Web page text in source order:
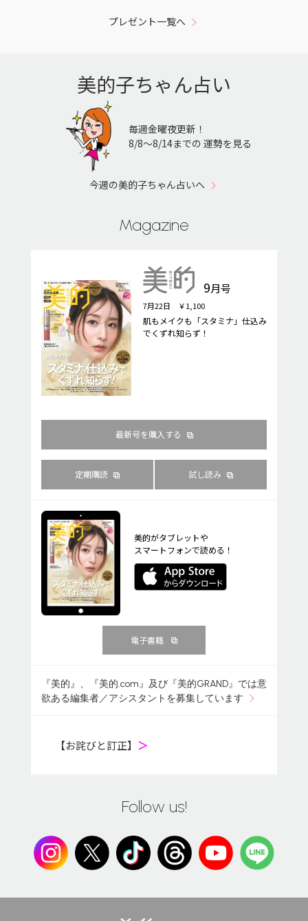
プレゼント一覧へ
美的子ちゃん占い
毎週金曜夜更新！
8/8〜8/14までの 運勢を見る
今週の美的子ちゃん占いへ
Magazine
9月号
7月22日 ￥1,100
肌もメイクも「スタミナ」仕込み
でくずれ知らず！
最新号を購入する
定期購読 試し読み
美的がタブレットや
スマートフォンで読める！
電子書籍
『美的』、『美的.com』及び『美的GRAND』では意
欲ある編集者／アシスタントを募集しています
【お詫びと訂正】 ＞
Follow us!